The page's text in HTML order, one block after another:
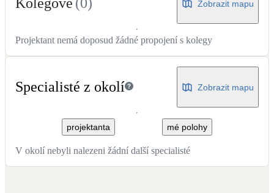
Vnitřní i venkovní
Akumulace dešťovky
Zelená střecha NEW
Vegetační střechy
Větrné elektrárny
Kolegové (0) Zobrazit mapu
Projektant nemá doposud žádné propojení s kolegy
Specialisté z okolí Zobrazit mapu
projektanta mé polohy
V okolí nebyli nalezeni žádní další specialisté